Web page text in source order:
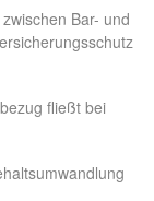
Bar- und
fließt bei